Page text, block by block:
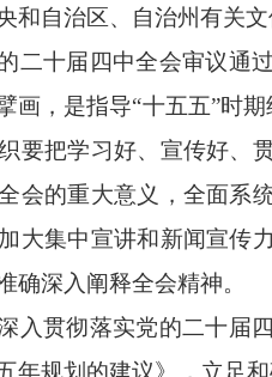
和自治区、自治州有关
二十届四中全会审议通
画，是指导“十五五”时
要把学习好、宣传好、
会的重大意义，全面系
大集中宣讲和新闻宣传
确深入阐释全会精神。
入贯彻落实党的二十届
年规划的建议》，立足